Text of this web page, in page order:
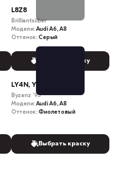
L8Z8
Brilliantsilber
Модели: Audi A6, A8
Оттенок: Серый
Выбрать краску
LY4N, Y6
Byzanz `95
Модели: Audi A6, A8
Оттенок: Фиолетовый
Выбрать краску